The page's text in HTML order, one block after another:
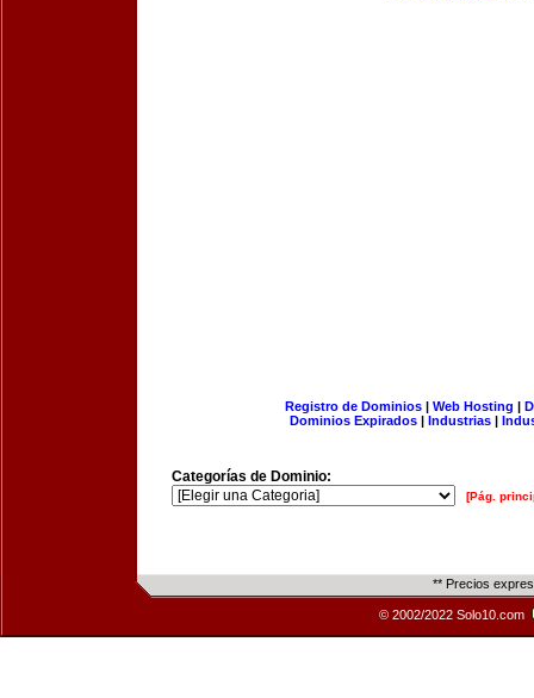
Registro de Dominios| Web Hosting |
Dominios Expirados | Industrias |
Categorías de Dominio:
[Pág.
** Precios
© 2002/2022 Solo10.com